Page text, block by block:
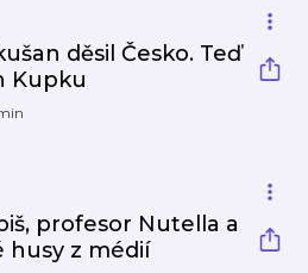
děsil Česko. Teď
Kupku
profesor Nutella a
husy z médií